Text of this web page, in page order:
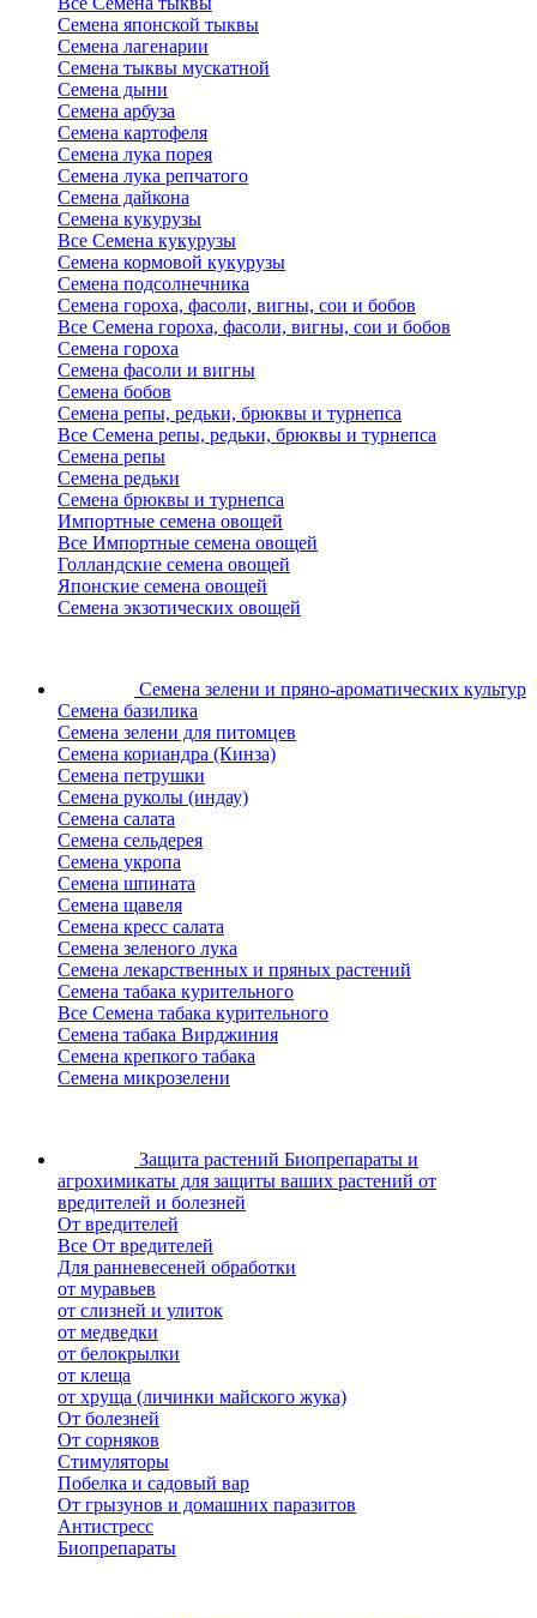
Семена японской тыквы
Семена лагенарии
Семена тыквы мускатной
Семена дыни
Семена арбуза
Семена картофеля
Семена лука порея
Семена лука репчатого
Семена дайкона
Семена кукурузы
Все Семена кукурузы
Семена кормовой кукурузы
Семена подсолнечника
Семена гороха, фасоли, вигны, сои и бобов
Все Семена гороха, фасоли, вигны, сои и бобов
Семена гороха
Семена фасоли и вигны
Семена бобов
Семена репы, редьки, брюквы и турнепса
Все Семена репы, редьки, брюквы и турнепса
Семена репы
Семена редьки
Семена брюквы и турнепса
Импортные семена овощей
Все Импортные семена овощей
Голландские семена овощей
Японские семена овощей
Семена экзотических овощей
Семена зелени и пряно-ароматических культур
Семена базилика
Семена зелени для питомцев
Семена кориандра (Кинза)
Семена петрушки
Семена руколы (индау)
Семена салата
Семена сельдерея
Семена укропа
Семена шпината
Семена щавеля
Семена кресс салата
Семена зеленого лука
Семена лекарственных и пряных растений
Семена табака курительного
Все Семена табака курительного
Семена табака Вирджиния
Семена крепкого табака
Семена микрозелени
Защита растений Биопрепараты и
агрохимикаты для защиты ваших растений от
вредителей и болезней
От вредителей
Все От вредителей
Для ранневесеней обработки
от муравьев
от слизней и улиток
от медведки
от белокрылки
от клеща
от хруща (личинки майского жука)
От болезней
От сорняков
Стимуляторы
Побелка и садовый вар
От грызунов и домашних паразитов
Антистресс
Биопрепараты